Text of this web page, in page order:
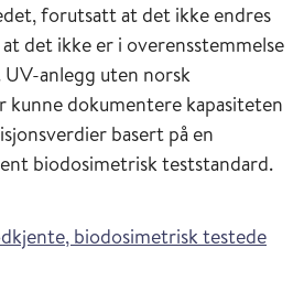
forutsatt at det ikke endres
det ikke er i overensstemmelse
anlegg uten norsk
dokumentere kapasiteten
basert på en
biodosimetrisk teststandard.
biodosimetrisk testede